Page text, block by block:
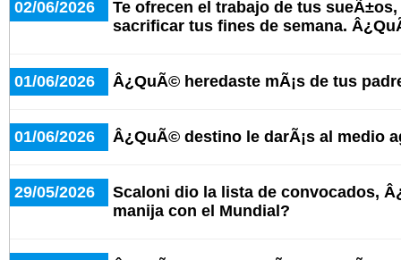
02/06/2026
Te ofrecen el trabajo de tus
sacrificar tus fines de semana.
01/06/2026 Â¿QuÃ© heredaste mÃ¡s de tus
01/06/2026 Â¿QuÃ© destino le darÃ¡s al medio
29/05/2026
Scaloni dio la lista de convocados,
manija con el Mundial?